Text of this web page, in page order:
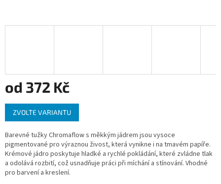
od 372 Kč
Měrná
cena:
ZVOLTE VARIANTU
Barevné tužky Chromaflow s měkkým jádrem jsou vysoce
pigmentované pro výraznou živost, která vynikne i na tmavém papíře.
Krémové jádro poskytuje hladké a rychlé pokládání, které zvládne tlak
a odolává rozbití, což usnadňuje práci při míchání a stínování. Vhodné
pro barvení a kreslení.